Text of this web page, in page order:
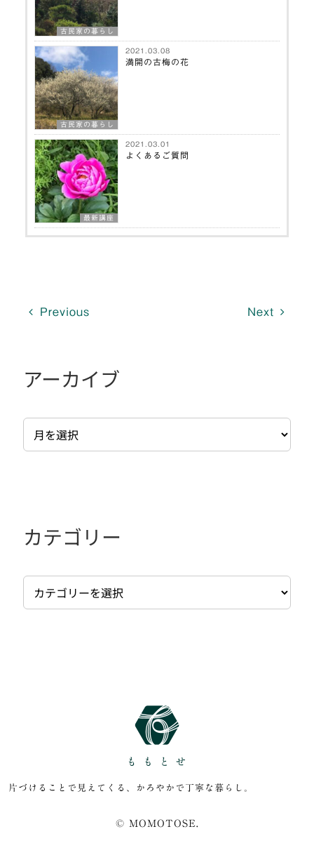
古民家の暮らし
古民家の暮らし
2021.03.08
満開の古梅の花
最新講座
2021.03.01
よくあるご質問
Previous Next
アーカイブ
ー
カテゴリー
テ
片づけることで見えてくる、かろやかで丁寧な暮らし。
© MOMOTOSE.